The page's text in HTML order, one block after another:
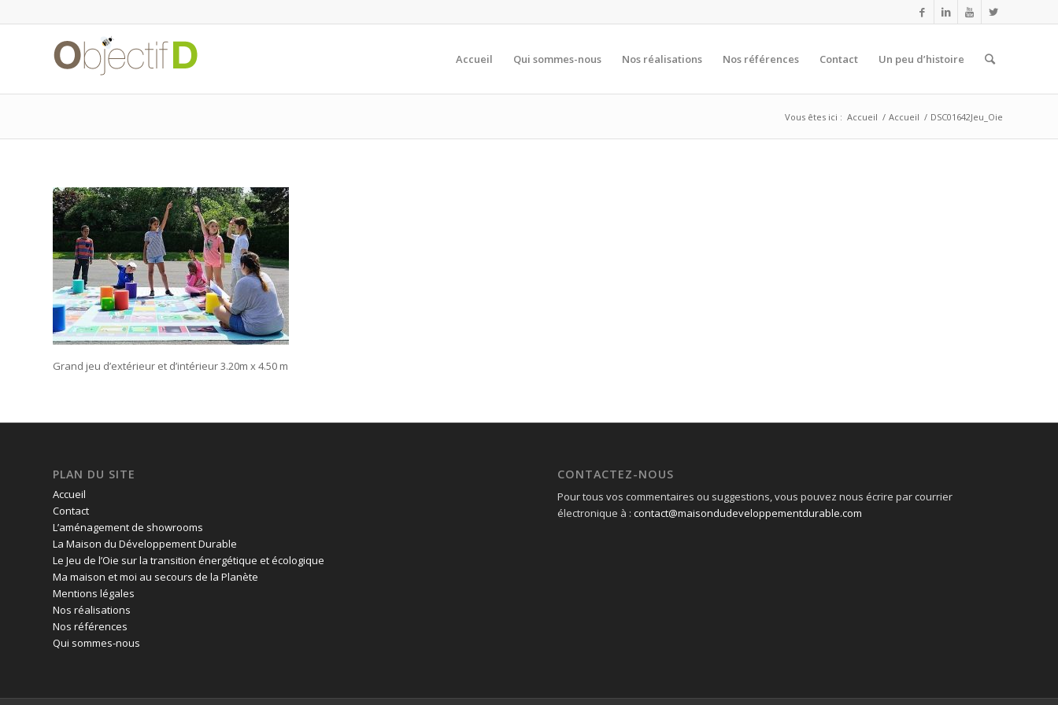
Accueil Qui sommes-nous Nos réalisations Nos références Contact Un peu d’histoire
Vous êtes ici : Accueil / Accueil / DSC01642Jeu_Oie
Grand jeu d’extérieur et d’intérieur 3.20m x 4.50 m
PLAN DU SITE
Accueil
Contact
L’aménagement de showrooms
La Maison du Développement Durable
Le Jeu de l’Oie sur la transition énergétique et écologique
Ma maison et moi au secours de la Planète
Mentions légales
Nos réalisations
Nos références
Qui sommes-nous
CONTACTEZ-NOUS
Pour tous vos commentaires ou suggestions, vous pouvez nous écrire par courrier
électronique à :contact@maisondudeveloppementdurable.com